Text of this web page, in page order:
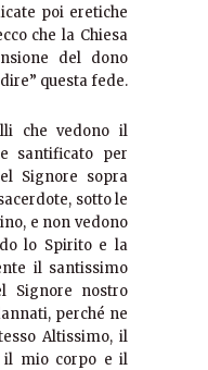
poi eretiche
che la Chiesa
del dono
questa fede.
che vedono il
santificato per
Signore sopra
sotto le
e non vedono
lo Spirito e la
il santissimo
Signore nostro
perché ne
Altissimo, il
il mio corpo e il